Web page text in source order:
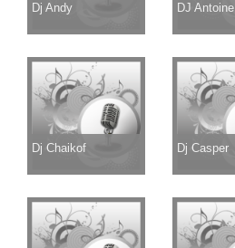
Dj Andy DJ Antoine
Dj Chaikof Dj Casper